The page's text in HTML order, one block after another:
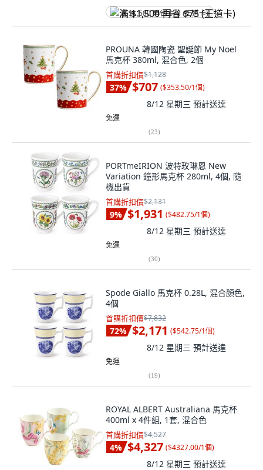
满 $1,500 再省 $75 (王道卡)
PROUNA 韓國陶瓷 聖誕節 My Noel
馬克杯 380ml, 混合色, 2個
首購折扣價$1,128
37% $707 ($353.50/1個)
8/12 星期三 預計送達
免運
(23)
PORTmeIRION 波特玫琳恩 New
Variation 鐘形馬克杯 280ml, 4個, 隨
機出貨
首購折扣價$2,131
9% $1,931 ($482.75/1個)
8/12 星期三 預計送達
免運
(30)
Spode Giallo 馬克杯 0.28L, 混合顏色,
4個
首購折扣價$7,832
72% $2,171 ($542.75/1個)
8/12 星期三 預計送達
免運
(19)
ROYAL ALBERT Australiana 馬克杯
400ml x 4件組, 1套, 混合色
首購折扣價$4,527
4% $4,327 ($4327.00/1個)
8/12 星期三 預計送達